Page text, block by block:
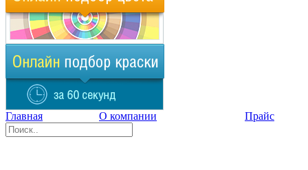
Главная О компании Прайс